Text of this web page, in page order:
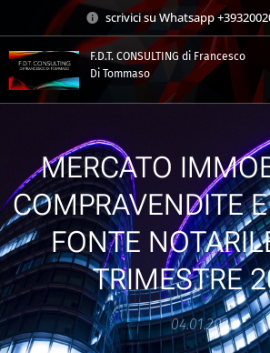
scrivici su Whatsapp
F.D.T. CONSULTING di Francesco
Di Tommaso
MERCATO
COMPRAVENDITE
FONTE
TRIMESTRE
04.01.2022